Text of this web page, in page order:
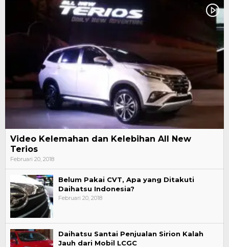
Video Kelemahan dan Kelebihan All New
Terios
Februari 20, 2018
Belum Pakai CVT, Apa yang Ditakuti
Daihatsu Indonesia?
Februari 20, 2018
Daihatsu Santai Penjualan Sirion Kalah
Jauh dari Mobil LCGC